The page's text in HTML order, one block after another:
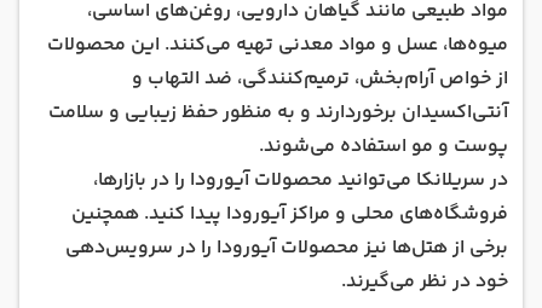
مواد طبیعی مانند گیاهان دارویی، روغن‌های اساسی،
میوه‌ها، عسل و مواد معدنی تهیه می‌کنند. این محصولات
از خواص آرام‌بخش، ترمیم‌کنندگی، ضد التهاب و
آنتی‌اکسیدان برخوردارند و به منظور حفظ زیبایی و سلامت
پوست و مو استفاده می‌شوند.
در سریلانکا می‌توانید محصولات آیورودا را در بازارها،
فروشگاه‌های محلی و مراکز آیورودا پیدا کنید. همچنین
برخی از هتل‌ها نیز محصولات آیورودا را در سرویس‌دهی
خود در نظر می‌گیرند.